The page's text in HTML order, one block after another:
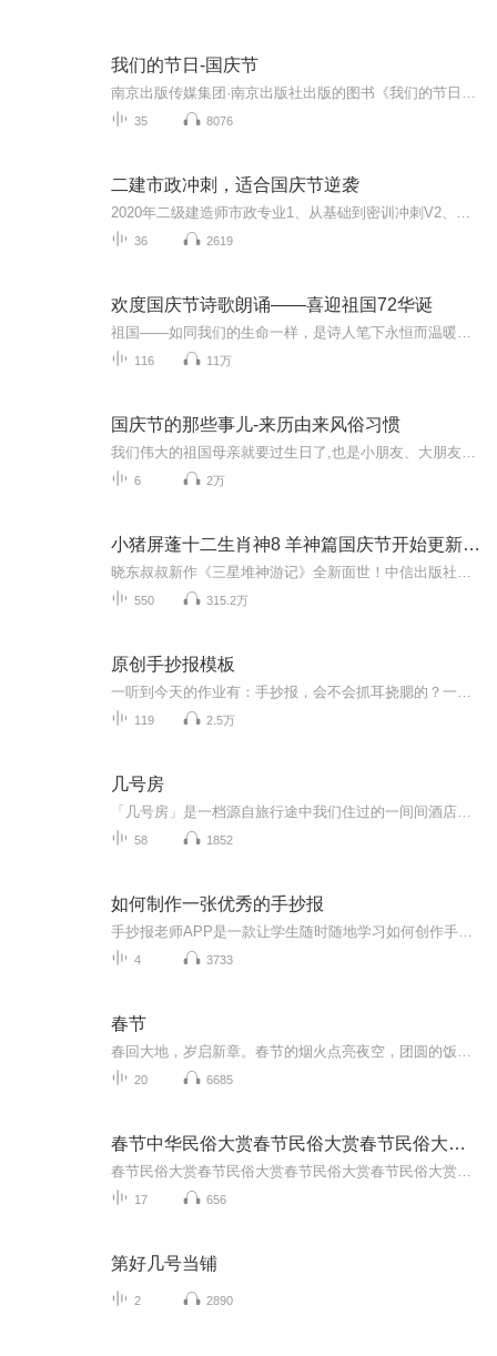
我们的节日-国庆节
35 8076
二建市政冲刺，适合国庆节逆袭
36 2619
欢度国庆节诗歌朗诵——喜迎祖国72华诞
116 11万
国庆节的那些事儿-来历由来风俗习惯
6 2万
小猪屏蓬十二生肖神8 羊神篇国庆节开始更新啦！
550 315.2万
原创手抄报模板
119 2.5万
几号房
58 1852
如何制作一张优秀的手抄报
4 3733
春节
20 6685
春节中华民俗大赏春节民俗大赏春节民俗大赏春节民俗
17 656
第好几号当铺
2 2890